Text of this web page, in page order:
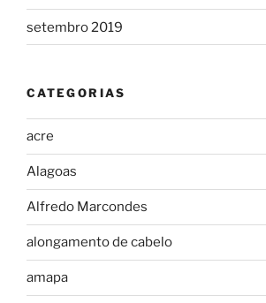
setembro 2019
CATEGORIAS
acre
Alagoas
Alfredo Marcondes
alongamento de cabelo
amapa